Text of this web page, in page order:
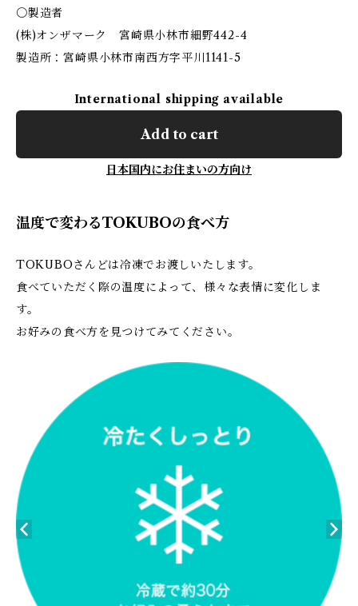
〇製造者
(株)オンザマーク 宮崎県小林市細野442-4
製造所：宮崎県小林市南西方字平川1141-5
International shipping available
Add to cart
日本国内にお住まいの方向け
温度で変わるTOKUBOの食べ方
TOKUBOさんどは冷凍でお渡しいたします。
食べていただく際の温度によって、様々な表情に変化しま
す。
お好みの食べ方を見つけてみてください。